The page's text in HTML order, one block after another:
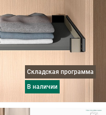
Складская программа
в наличии